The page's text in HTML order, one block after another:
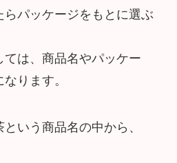
パッケージをもとに選ぶ
は、商品名やパッケー
ります。
いう商品名の中から、